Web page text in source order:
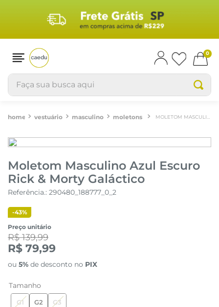
0
Faça sua busca aqui
vestuário masculino moletons
Moletom Masculino Azul Escuro
Rick & Morty Galáctico
Referência.: 290480_188777_0_2
-43%
Preço unitário
R$ 139,99
R$ 79,99
ou 5% de desconto no PIX
Tamanho
G1 G2 G3